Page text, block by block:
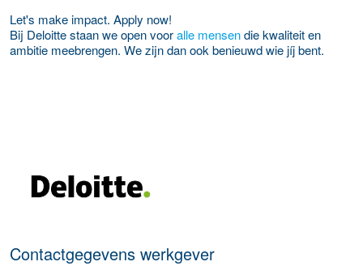
Let's make impact. Apply now!
Bij Deloitte staan we open vooralle mensendie kwaliteit en
ambitie meebrengen. We zijn dan ook benieuwd wie jíj bent.
Meer werkgever details
Contactgegevens werkgever